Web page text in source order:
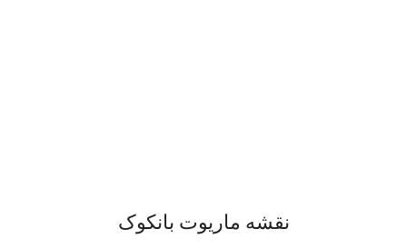
نقشه ماریوت بانکوک